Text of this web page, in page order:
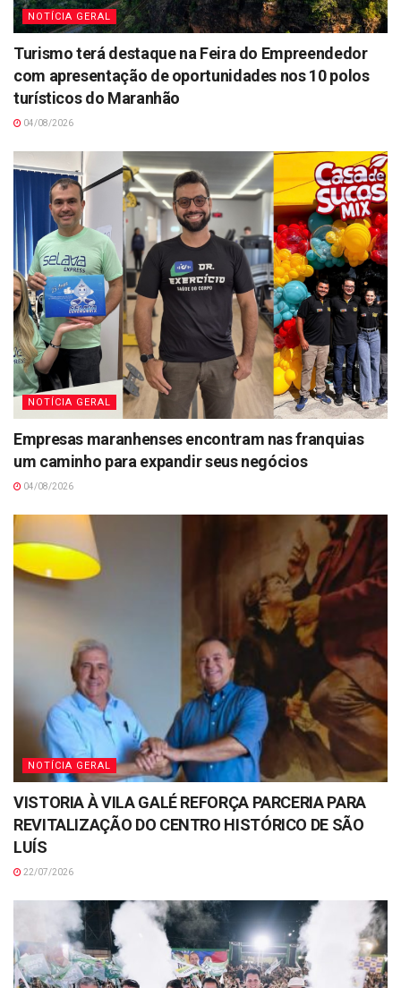
NOTÍCIA GERAL
Turismo terá destaque na Feira do Empreendedor
com apresentação de oportunidades nos 10 polos
turísticos do Maranhão
04/08/2026
NOTÍCIA GERAL
Empresas maranhenses encontram nas franquias
um caminho para expandir seus negócios
04/08/2026
NOTÍCIA GERAL
VISTORIA À VILA GALÉ REFORÇA PARCERIA PARA
REVITALIZAÇÃO DO CENTRO HISTÓRICO DE SÃO
LUÍS
22/07/2026